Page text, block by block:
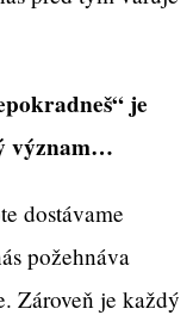
je
význam…
dostávame
požehnáva
Zároveň je každý